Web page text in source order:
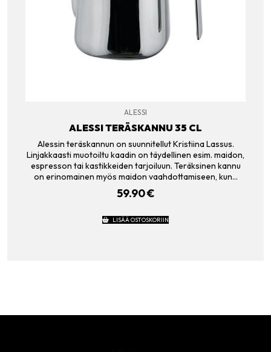
ALESSI
ALESSI TERÄSKANNU 35 CL
Alessin teräskannun on suunnitellut Kristiina Lassus.
Linjakkaasti muotoiltu kaadin on täydellinen esim. maidon,
espresson tai kastikkeiden tarjoiluun. Teräksinen kannu
on erinomainen myös maidon vaahdottamiseen, kun…
59.90€
LISÄÄ OSTOSKORIIN